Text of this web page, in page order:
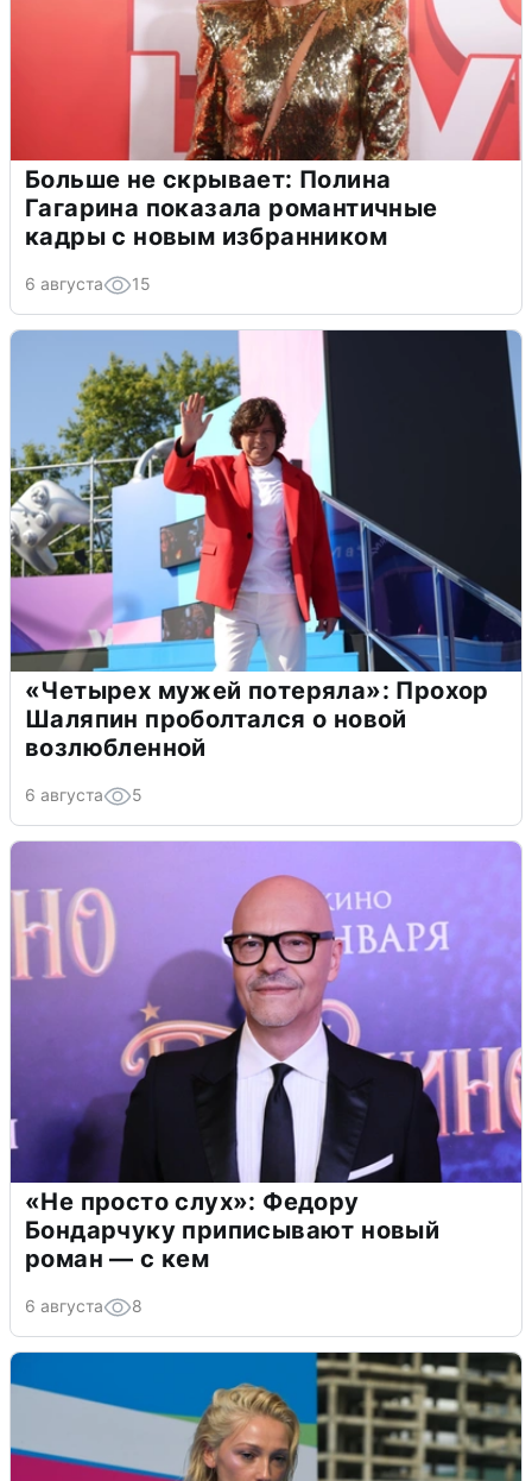
Больше не скрывает: Полина
Гагарина показала романтичные
кадры с новым избранником
6 августа 15
«Четырех мужей потеряла»: Прохор
Шаляпин проболтался о новой
возлюбленной
6 августа 5
«Не просто слух»: Федору
Бондарчуку приписывают новый
роман — с кем
6 августа 8